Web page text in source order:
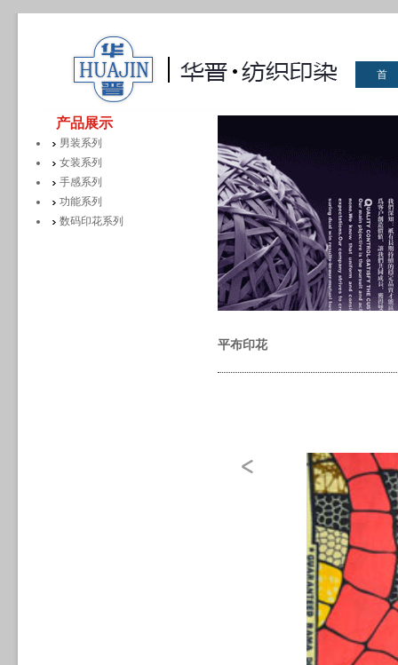
首
产品展示
男装系列
女装系列
手感系列
功能系列
数码印花系列
平布印花